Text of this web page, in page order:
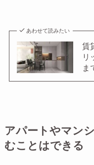
あわせて読みたい
賃
リ
ま
アパートやマン
むことはできる